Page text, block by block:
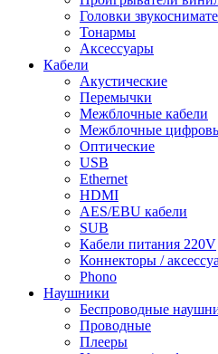
Головки
Тонармы
Аксессуары
Кабели
Акустические
Перемычки
Межблочные кабели
Межблочные
Оптические
USB
Ethernet
HDMI
AES/EBU кабели
SUB
Кабели питания 220V
Коннекторы /
Phono
Наушники
Беспроводные
Проводные
Плееры